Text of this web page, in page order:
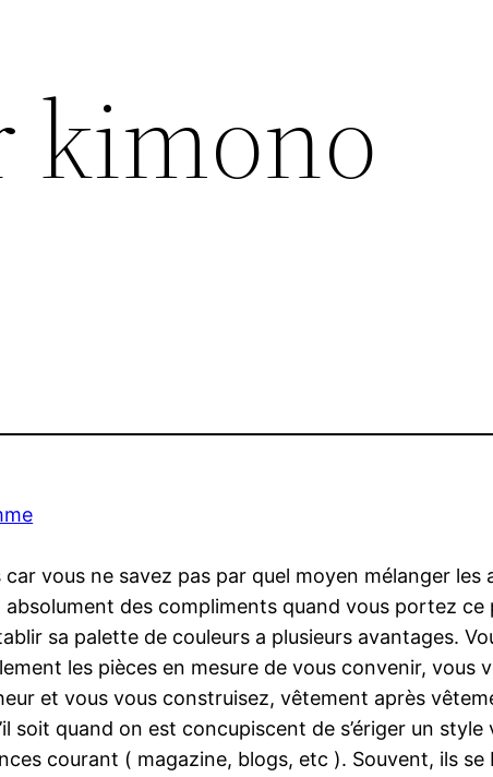
kimono
vous ne savez pas par quel moyen mélanger les
des compliments quand vous portez
sa palette de couleurs a plusieurs avantages.
les pièces en mesure de vous convenir, vous
et vous vous construisez, vêtement après
soit quand on est concupiscent de s’ériger un
courant ( magazine, blogs, etc ). Souvent, ils